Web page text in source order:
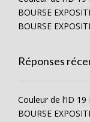
BOURSE
BOURSE
Réponses
Couleur de l’ID
BOURSE